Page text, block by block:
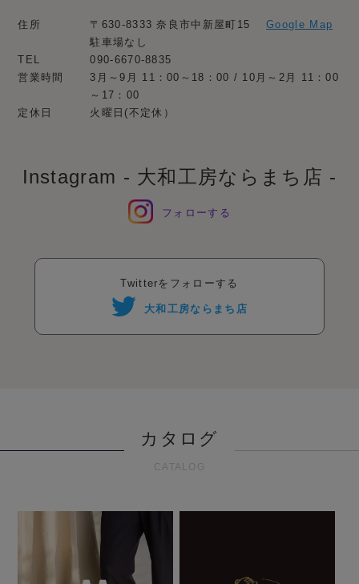
住所 〒630-8333 奈良市中新屋町15
Google Map
駐車場なし
TEL
090-6670-8835
営業時間
3月～9月 11：00～18：00 / 10月～2月 11：00
～17：00
定休日
火曜日(不定休）
Instagram - 大和工房ならまち店 -
フォローする
Twitterをフォローする
大和工房ならまち店
カタログ
CATALOG